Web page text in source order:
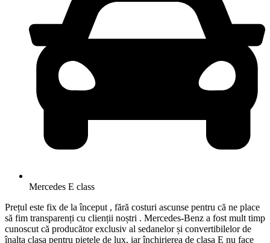
Mercedes E class
Prețul este fix de la început , fără costuri ascunse pentru că ne place
să fim transparenți cu clienții noștri . Mercedes-Benz a fost mult timp
cunoscut că producător exclusiv al sedanelor și convertibilelor de
înalta clasa pentru piețele de lux, iar închirierea de clasa E nu face